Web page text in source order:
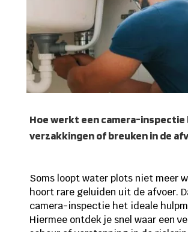
Hoe werkt een camera-inspectie
verzakkingen of breuken in de
Soms loopt water plots niet meer
hoort rare geluiden uit de afvoer.
camera-inspectie het ideale
Hiermee ontdek je snel waar een